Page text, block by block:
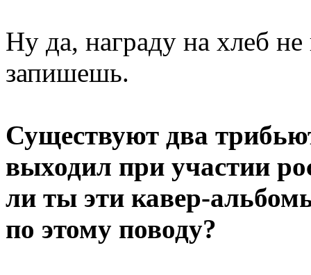
Ну да, награду на хлеб
запишешь.
Существуют два
выходил при участии
ли ты эти кавер-
по этому поводу?